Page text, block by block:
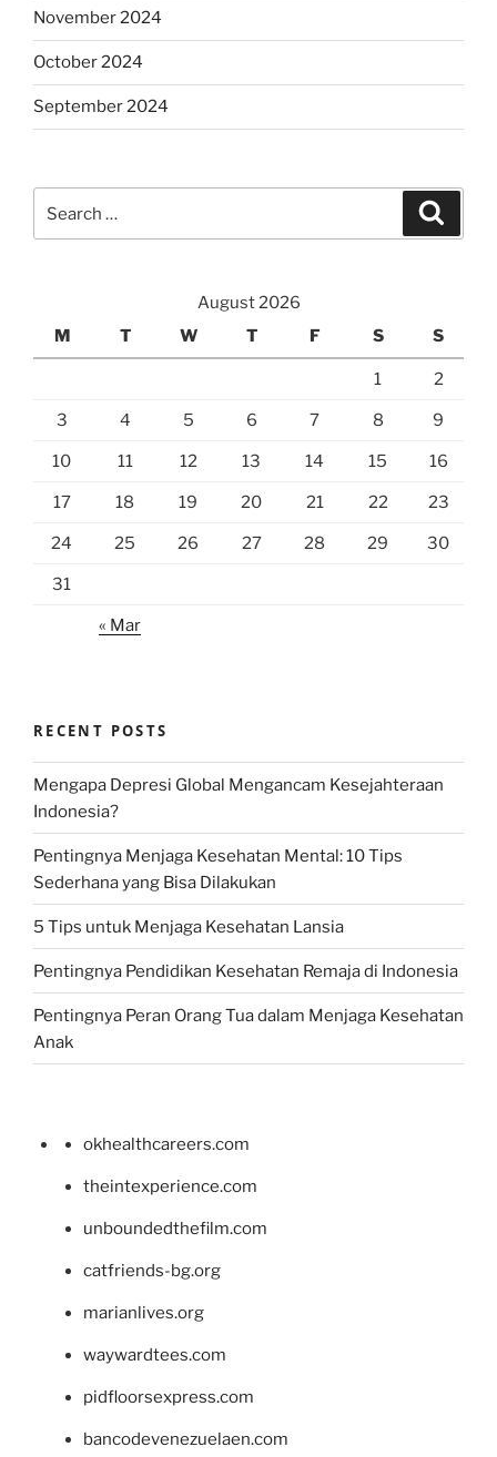
November 2024
October 2024
September 2024
for:
August 2026
M
T W T F S S
1 2
3 4 5 6 7 8 9
10 11 12 13 14 15 16
17 18 19 20 21 22 23
24 25 26 27 28 29 30
31
« Mar
RECENT POSTS
Mengapa Depresi Global Mengancam Kesejahteraan
Indonesia?
Pentingnya Menjaga Kesehatan Mental: 10 Tips
Sederhana yang Bisa Dilakukan
5 Tips untuk Menjaga Kesehatan Lansia
Pentingnya Pendidikan Kesehatan Remaja di Indonesia
Pentingnya Peran Orang Tua dalam Menjaga Kesehatan
Anak
okhealthcareers.com
theintexperience.com
unboundedthefilm.com
catfriends-bg.org
marianlives.org
waywardtees.com
pidfloorsexpress.com
bancodevenezuelaen.com